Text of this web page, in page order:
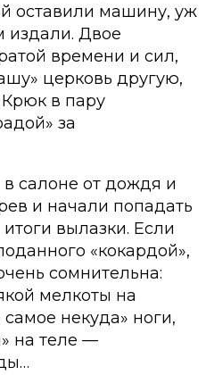
оставили машину, уж
издали. Двое
времени и сил,
церковь другую,
в пару
за
салоне от дождя и
и начали попадать
вылазки. Если
«кокардой»,
сомнительна:
мелкоты на
некуда» ноги,
на теле —